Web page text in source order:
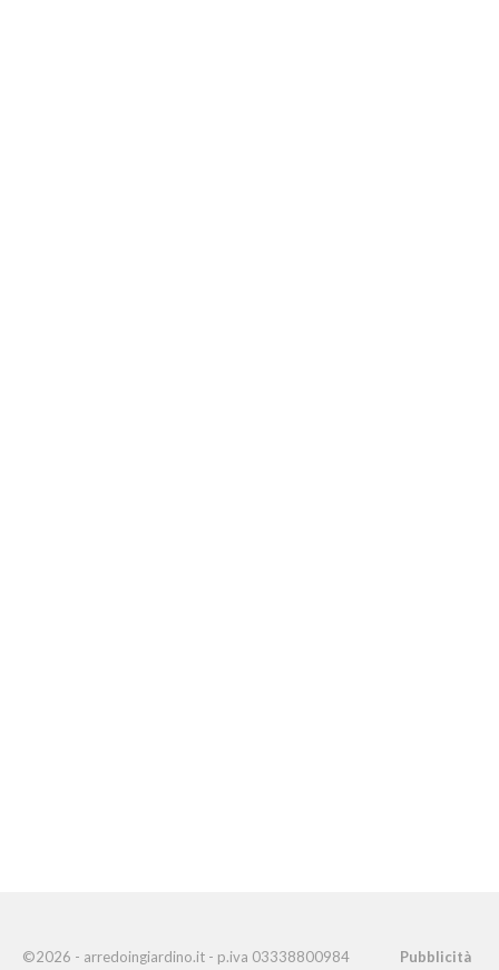
©2026 - arredoingiardino.it - p.iva 03338800984 Pubblicità